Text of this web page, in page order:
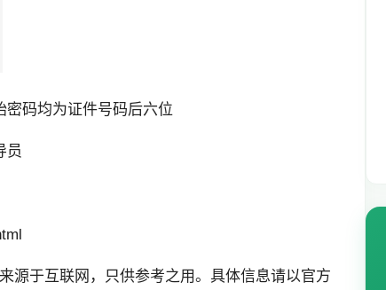
密码均为证件号码后六位
员
源于互联网，只供参考之用。具体信息请以官方